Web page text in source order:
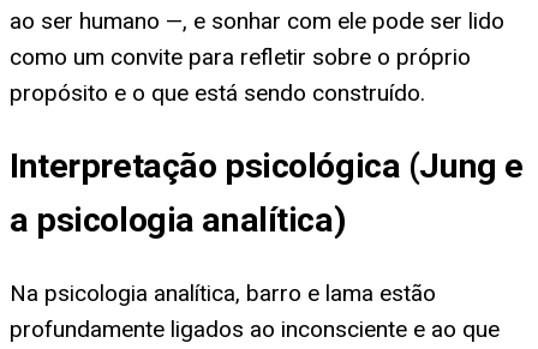
ao ser humano —, e sonhar com ele pode ser lido
como um convite para refletir sobre o próprio
propósito e o que está sendo construído.
Interpretação psicológica (Jung e
a psicologia analítica)
Na psicologia analítica, barro e lama estão
profundamente ligados ao inconsciente e ao que